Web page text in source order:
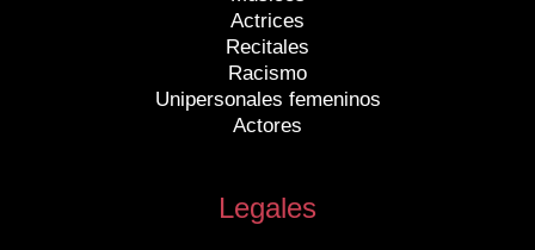
Actrices
Recitales
Racismo
Unipersonales femeninos
Actores
Legales